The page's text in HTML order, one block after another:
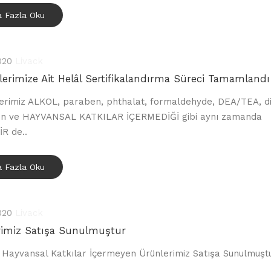
Fazla Oku
Ait Helâl Sertifikalandırma Süreci Tamamlandı
ALKOL, paraben, phthalat, formaldehyde, DEA/TEA,
ve HAYVANSAL KATKILAR İÇERMEDİĞİ gibi aynı zamanda
de..
Fazla Oku
Satışa Sunulmuştur
Katkılar İçermeyen Ürünlerimiz Satışa